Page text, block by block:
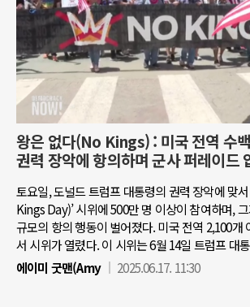
왕은 없다(No Kings) : 미국 전역 수
권력 장악에 항의하며 군사 퍼레이드
토요일, 도널드 트럼프 대통령의 권력 장악에 맞
Kings Day)’ 시위에 500만 명 이상이 참여하며,
규모의 항의 행동이 벌어졌다. 미국 전역 2,100개
서 시위가 열렸다. 이 시위는 6월 14일 트럼프 대
에이미 굿맨(Amy
2025.06.17. 11:30